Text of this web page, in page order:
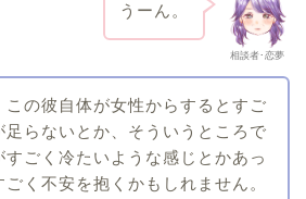
相談者･恋夢
うーん。
この彼自体が女性からするとすご
足らないとか、そういうところで
すごく冷たいような感じとかあっ
ごく不安を抱くかもしれません。